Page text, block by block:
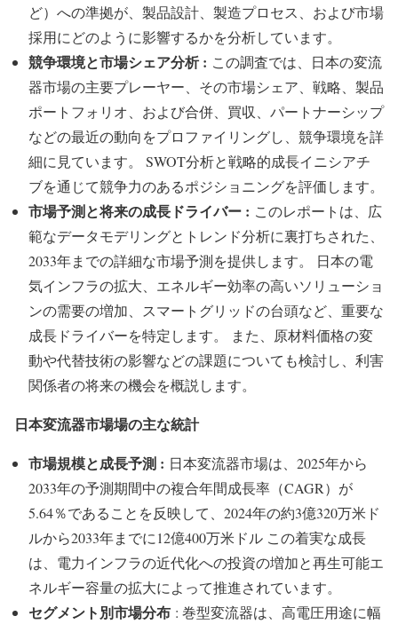
ど）への準拠が、製品設計、製造プロセス、および市場
採用にどのように影響するかを分析しています。
競争環境と市場シェア分析 : この調査では、日本の変流
器市場の主要プレーヤー、その市場シェア、戦略、製品
ポートフォリオ、および合併、買収、パートナーシップ
などの最近の動向をプロファイリングし、競争環境を詳
細に見ています。 SWOT分析と戦略的成長イニシアチ
ブを通じて競争力のあるポジショニングを評価します。
市場予測と将来の成長ドライバー : このレポートは、広
範なデータモデリングとトレンド分析に裏打ちされた、
2033年までの詳細な市場予測を提供します。 日本の電
気インフラの拡大、エネルギー効率の高いソリューショ
ンの需要の増加、スマートグリッドの台頭など、重要な
成長ドライバーを特定します。 また、原材料価格の変
動や代替技術の影響などの課題についても検討し、利害
関係者の将来の機会を概説します。
日本変流器市場場の主な統計
市場規模と成長予測 : 日本変流器市場は、2025年から
2033年の予測期間中の複合年間成長率（CAGR）が
5.64％であることを反映して、2024年の約3億320万米ド
ルから2033年までに12億400万米ドル この着実な成長
は、電力インフラの近代化への投資の増加と再生可能エ
ネルギー容量の拡大によって推進されています。
セグメント別市場分布 : 巻型変流器は、高電圧用途に幅